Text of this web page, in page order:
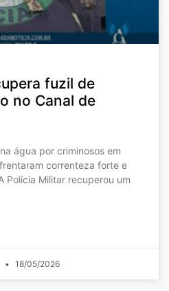
fuzil de
no Canal de
água por criminosos em
correnteza forte e
Polícia Militar recuperou um
18/05/2026